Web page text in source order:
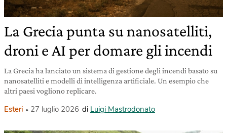
La Grecia punta su nanosatelliti,
droni e AI per domare gli incendi
La Grecia ha lanciato un sistema di gestione degli incendi basato su
nanosatelliti e modelli di intelligenza artificiale. Un esempio che
altri paesi vogliono replicare.
Esteri 27 luglio 2026 di Luigi Mastrodonato